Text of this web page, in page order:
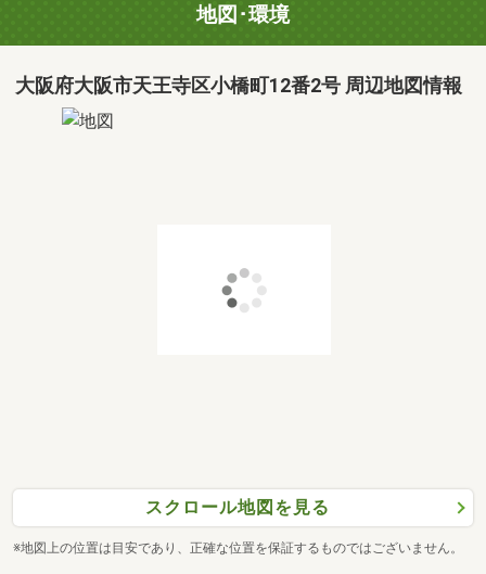
地図･環境
大阪府大阪市天王寺区小橋町12番2号 周辺地図情報
スクロール地図を見る
※地図上の位置は目安であり、正確な位置を保証するものではございません。